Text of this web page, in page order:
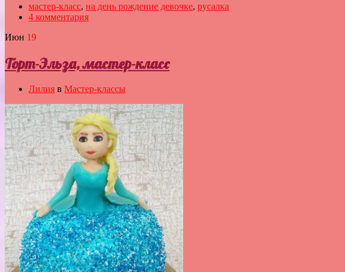
мастер-класс, на день рождение девочке, русалка
4 комментария
Июн 19
Торт-Эльза, мастер-класс
Лилия в Мастер-классы